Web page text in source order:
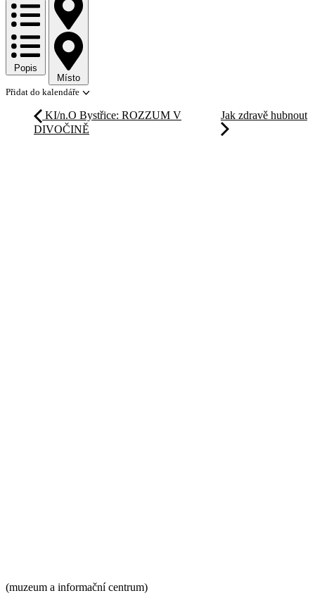
Popis
Místo
Přidat do kalendáře
KI/n.O Bystřice: ROZZUM V
DIVOČINĚ
Jak zdravě hubnout
(muzeum a informační centrum)